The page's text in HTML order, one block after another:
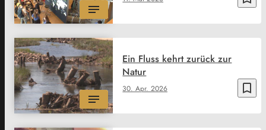
bookmark_border
30. Apr. 2026
Ein Fluss kehrt zurück zur
Natur